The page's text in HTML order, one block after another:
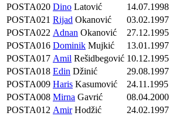
POSTA020 Dino Latović 14.07.1998
POSTA021 Rijad Okanović 03.02.1997
POSTA022 Adnan Okanović 27.12.1995
POSTA016 Dominik Mujkić 13.01.1997
POSTA017 Amil Rešidbegović 10.12.1995
POSTA018 Edin Džinić 29.08.1997
POSTA009 Haris Kasumović 24.11.1995
POSTA008 Mirna Gavrić 08.04.2000
POSTA012 AmirHodžić 24.02.1997